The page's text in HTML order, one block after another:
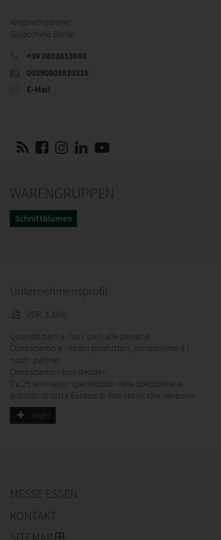
Ansprechpartner
Gioacchino Barile
+39 0803513980
00390803510315
E-Mail
WARENGRUPPEN
Schnittblumen
Unternehmensprofil
PDF, 3.3Mb
Quando parli ai fiori, parli alle persone.
Conosciamo e i nostri produttori, conosciamo e i
nostri partner.
Conosciamo i tuoi desideri.
Da 25 anni sono specializzati nella spedizione ai
grossisti di tutta Europa di fiori recisi, che vengono
consegnati freschi ai produttori in meno di 48 ore.
Soprattutto. Orientamento del futuro.
mehr
MESSE ESSEN
KONTAKT